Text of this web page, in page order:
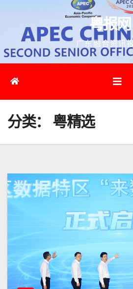
容
粤报网
广东融合资讯
分类： 粤精选